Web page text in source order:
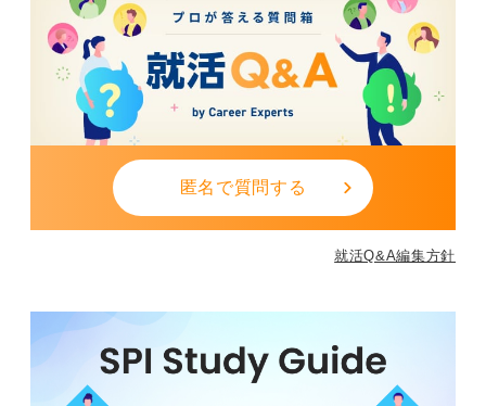
匿名で質問する
就活Q&A編集方針